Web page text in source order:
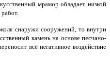
мрамор обладает низкой
снаружи сооружений, то внутри
камень на основе песчано-
всё негативное воздействие